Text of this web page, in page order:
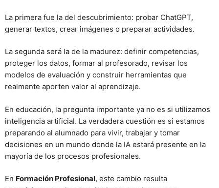
La primera fue la del descubrimiento: probar ChatGPT,
generar textos, crear imágenes o preparar actividades.
La segunda será la de la madurez: definir competencias,
proteger los datos, formar al profesorado, revisar los
modelos de evaluación y construir herramientas que
realmente aporten valor al aprendizaje.
En educación, la pregunta importante ya no es si utilizamos
inteligencia artificial. La verdadera cuestión es si estamos
preparando al alumnado para vivir, trabajar y tomar
decisiones en un mundo donde la IA estará presente en la
mayoría de los procesos profesionales.
En Formación Profesional, este cambio resulta